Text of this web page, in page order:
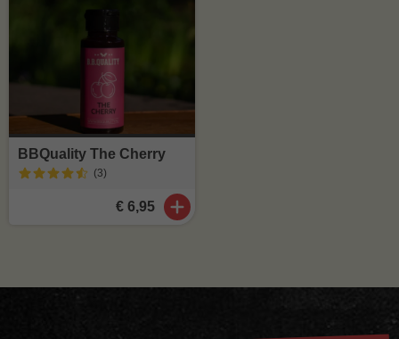
BBQuality The Cherry
(3)
€ 6,95